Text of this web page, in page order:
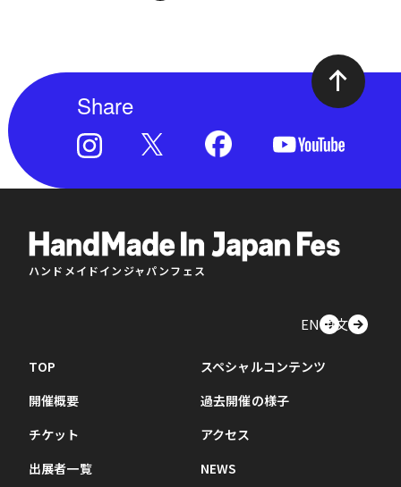
Share
ハンドメイドインジャパンフェス
EN中文
TOP
開催概要
チケット
出展者一覧
スペシャルコンテンツ
過去開催の様子
アクセス
NEWS